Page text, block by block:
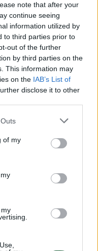
note that after your
continue seeing
information utilized by
to third parties prior to
out of the further
by third parties on the
This information may
on the IAB’s List of
disclose it to other
of my